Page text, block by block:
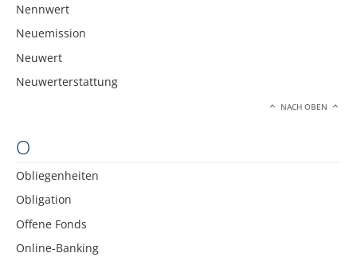
Nennwert
Neuemission
Neuwert
Neuwerterstattung
NACH OBEN
O
Obliegenheiten
Obligation
Offene Fonds
Online-Banking